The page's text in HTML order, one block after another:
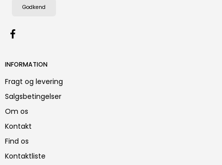
Godkend
INFORMATION
Fragt og levering
Salgsbetingelser
Om os
Kontakt
Find os
Kontaktliste